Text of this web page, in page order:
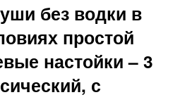
Грушево-мятная
настойка
Настойки на водке
без водки в
простой
настойки – 3
с